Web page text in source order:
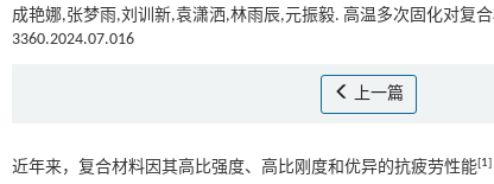
成艳娜,张梦雨,刘训新,袁潇洒,林雨辰,元振毅. 高温多次固化对复
3360.2024.07.016
上一篇
近年来，复合材料因其高比强度、高比刚度和优异的抗疲劳性能[1]